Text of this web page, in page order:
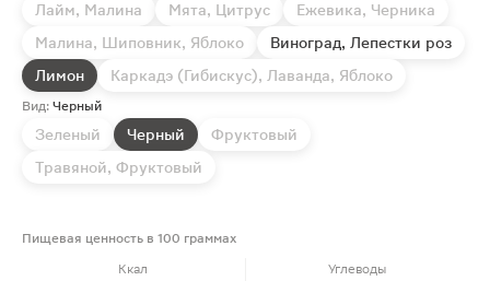
Лайм, Малина
Мята, Цитрус
Ежевика, Черника
Малина, Шиповник, Яблоко
Виноград, Лепестки роз
Лимон
Каркадэ (Гибискус), Лаванда, Яблоко
Вид: Черный
Зеленый Черный
Фруктовый
Травяной, Фруктовый
Пищевая ценность в 100 граммах
Ккал
Углеводы